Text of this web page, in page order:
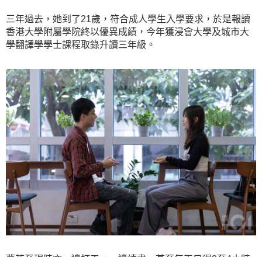
三年過去，她到了21歲，符合成人學生入學要求，於是報讀
香港大學附屬學院終以優異成績，今年獲浸會大學及城市大
學翻譯學學士課程取錄升讀三年級。